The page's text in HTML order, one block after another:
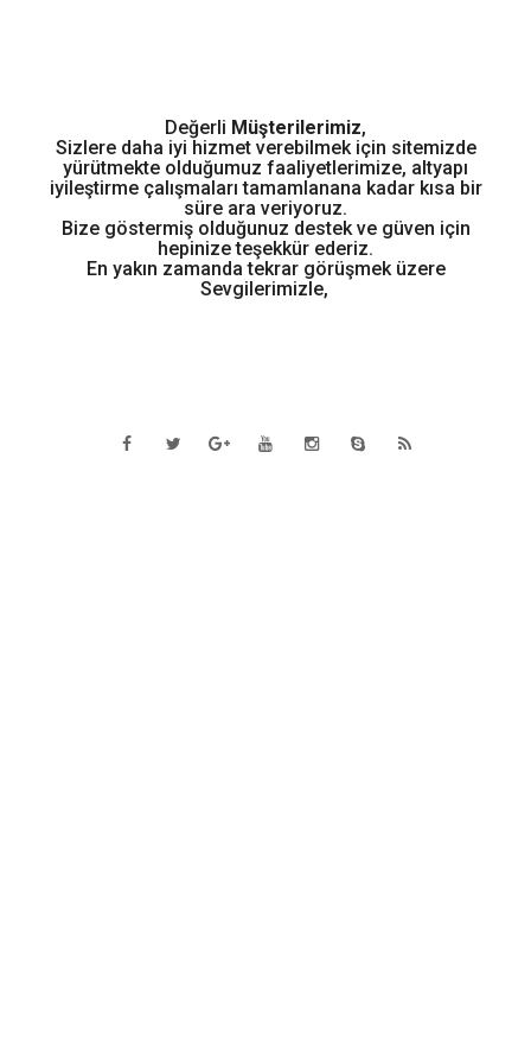
Değerli Müşterilerimiz,
Sizlere daha iyi hizmet verebilmek için sitemizde
yürütmekte olduğumuz faaliyetlerimize, altyapı
iyileştirme çalışmaları tamamlanana kadar kısa bir
süre ara veriyoruz.
Bize göstermiş olduğunuz destek ve güven için
hepinize teşekkür ederiz.
En yakın zamanda tekrar görüşmek üzere
Sevgilerimizle,